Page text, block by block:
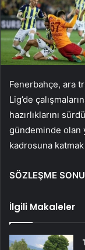
Fenerbahçe, ara
Lig’de
hazırlıklarını
gündeminde olan
kadrosuna
SÖZLEŞME SONU
İlgili Makaleler